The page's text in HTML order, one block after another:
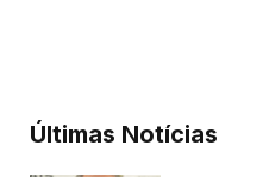
Últimas Notícias